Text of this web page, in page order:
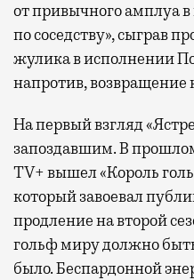
от привычного амплуа
по соседству», сыграв
жулика в исполнении
напротив, возвращение
На первый взгляд
запоздавшим. В
TV+ вышел «Король
который завоевал
продление на второй
гольф миру должно
было. Беспардонной